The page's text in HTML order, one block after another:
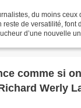
du moins ceux
de versatilité, font
d’une nouvelle
comme si
Werly